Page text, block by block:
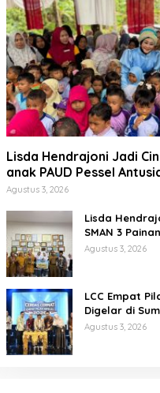
Lisda Hendrajoni Jadi
anak PAUD Pessel
Dongeng
Agustus 3, 2026
Lisda
SMAN 3
Perjuangan
Agustus 3, 2026
LCC Empat
Digelar di
Yatim
Agustus 3, 2026